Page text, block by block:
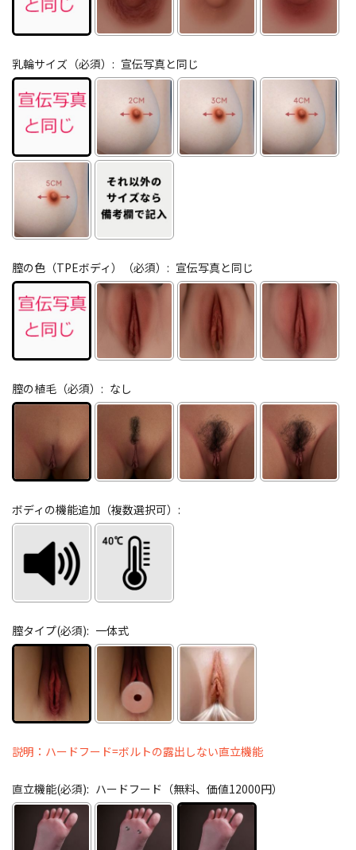
乳輪サイズ（必須）: 宣伝写真と同じ
膣の色（TPEボディ）（必須）: 宣伝写真と同じ
膣の植毛（必須）: なし
ボディの機能追加（複数選択可）:
膣タイプ(必須): 一体式
説明：ハードフード=ボルトの露出しない直立機能
直立機能(必須): ハードフード（無料、価値12000円）